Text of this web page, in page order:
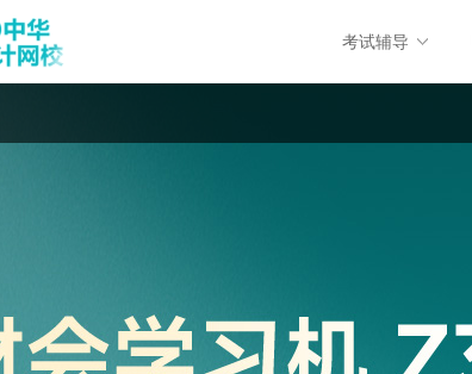
考试辅导